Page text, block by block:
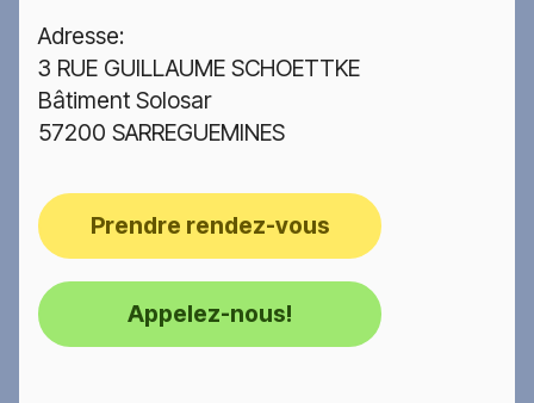
Adresse:
3 RUE GUILLAUME SCHOETTKE
Bâtiment Solosar
57200 SARREGUEMINES
Prendre rendez-vous
Appelez-nous!